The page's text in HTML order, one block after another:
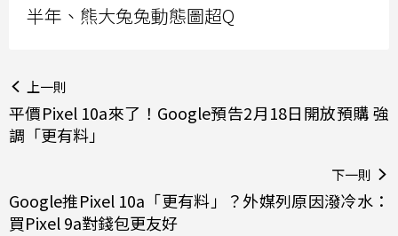
半年、熊大兔兔動態圖超Q
上一則
平價Pixel 10a來了！Google預告2月18日開放預購 強
調「更有料」
下一則
Google推Pixel 10a「更有料」？外媒列原因潑冷水：
買Pixel 9a對錢包更友好